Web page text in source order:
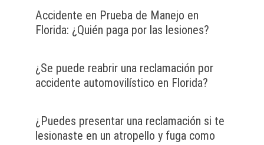
Accidente en Prueba de Manejo en
Florida: ¿Quién paga por las lesiones?
¿Se puede reabrir una reclamación por
accidente automovilístico en Florida?
¿Puedes presentar una reclamación si te
lesionaste en un atropello y fuga como